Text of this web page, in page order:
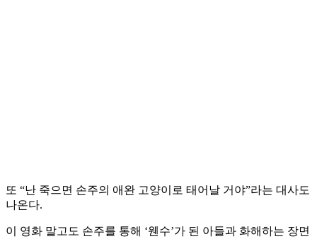
또 “난 죽으면 손주의 애완 고양이로 태어날 거야”라는 대사도
나온다.
이 영화 말고도 손주를 통해 ‘웬수’가 된 아들과 화해하는 장면